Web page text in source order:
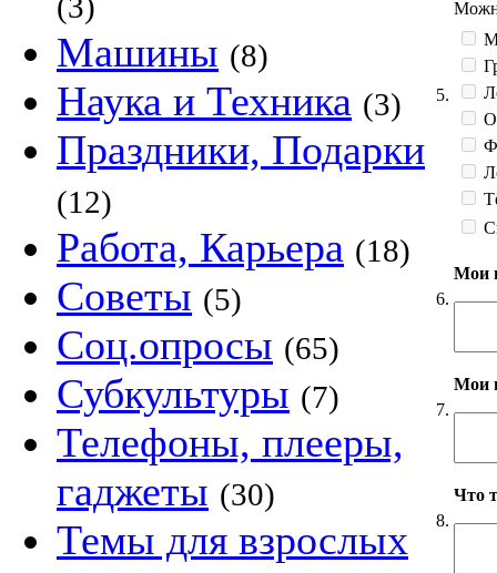
Машины (8)
Наука и Техника (3)
Праздники, Подарки
(12)
Работа, Карьера (18)
Советы (5)
Соц.опросы (65)
Субкультуры (7)
Телефоны, плееры,
гаджеты (30)
Темы для взрослых
5.
6.
Мои
7.
Мои
8.
Что